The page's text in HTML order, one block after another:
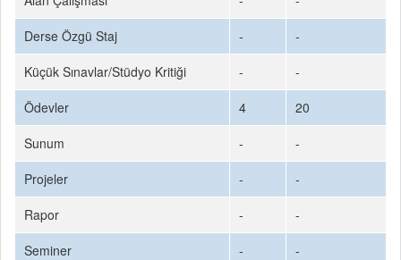
Derse Özgü Staj
-
-
Küçük Sınavlar/Stüdyo Kritiği
-
-
Ödevler
4
20
Sunum
-
-
Projeler
-
-
Rapor
-
-
Seminer
-
-